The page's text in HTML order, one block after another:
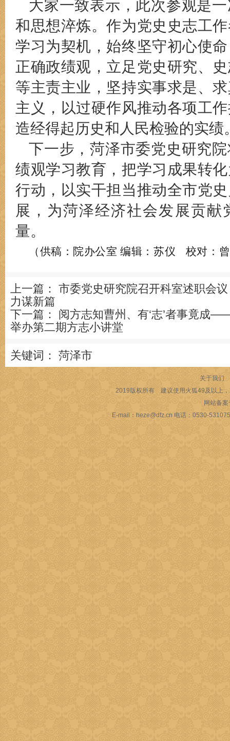
大家一致表示，此次参观是
和思想淬炼。作为党史史志工
学习为契机，始终坚守初心使
正确政绩观，立足党史研究、
等主责主业，坚持实事求是、
主义，以过硬作风推动各项工
造经得起历史和人民检验的实绩
下一步，菏泽市委党史研究
绩观学习教育，把学习成果转
行动，以实干担当推动全市党
展，为菏泽经济社会发展贡献
量。
（供稿：院办公室编辑：苏仪 校对：
上一篇： 市委党史研究院召开科室述职会
力谋新篇
下一篇：
阅方志知曹州、有‘志’者事竟成
举办第二期方志小讲堂
关键词： 菏泽市
关于我们
2019版权所有 建议使用火狐49及以上
网站备案
E-mail：heze@dfz.cn 电话：0530-